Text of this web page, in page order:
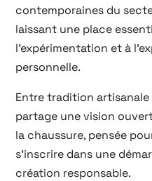
contemporaines du
laissant une place
l’expérimentation et à
personnelle.
Entre tradition
partage une vision
la chaussure, pensée
s’inscrire dans une
création responsable.